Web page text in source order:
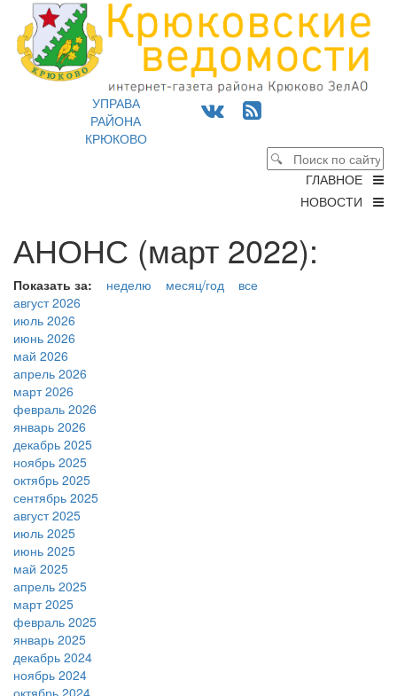
УПРАВА
РАЙОНА
КРЮКОВО
ГЛАВНОЕ
НОВОСТИ
АНОНС (март 2022):
Показать за: неделю месяц/год
все
август 2026
июль 2026
июнь 2026
май 2026
апрель 2026
март 2026
февраль 2026
январь 2026
декабрь 2025
ноябрь 2025
октябрь 2025
сентябрь 2025
август 2025
июль 2025
июнь 2025
май 2025
апрель 2025
март 2025
февраль 2025
январь 2025
декабрь 2024
ноябрь 2024